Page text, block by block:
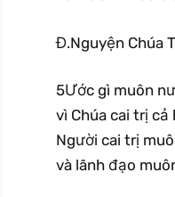
Đ.Nguyện Chúa
5Ước gì muôn
vì Chúa cai trị
Người cai trị
và lãnh đạo